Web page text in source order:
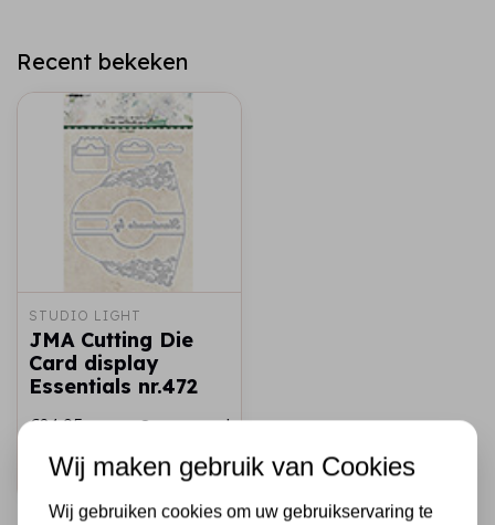
Recent bekeken
STUDIO LIGHT
JMA Cutting Die
Card display
Essentials nr.472
€24,95 Op voorraad
Snel toevoegen
Wij maken gebruik van Cookies
Wij gebruiken cookies om uw gebruikservaring te